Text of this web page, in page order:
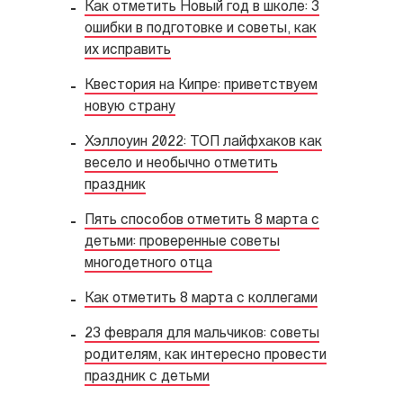
Как отметить Новый год в школе: 3
ошибки в подготовке и советы, как
их исправить
Квестория на Кипре: приветствуем
новую страну
Хэллоуин 2022: ТОП лайфхаков как
весело и необычно отметить
праздник
Пять способов отметить 8 марта с
детьми: проверенные советы
многодетного отца
Как отметить 8 марта с коллегами
23 февраля для мальчиков: советы
родителям, как интересно провести
праздник с детьми